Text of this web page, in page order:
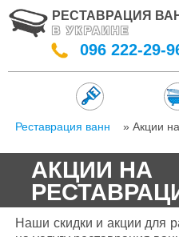
096 222-29-
РЕСТАВРАЦИЯ
В УКРАИНЕ
Реставрация ванн » Акции
АКЦИИ НА
Наши скидки и акции для